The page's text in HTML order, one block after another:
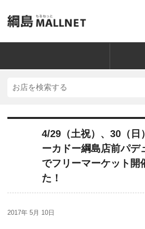
4/29（土祝）、30（日
ーカドー綱島店前パデ
でフリーマーケット開
た！
2017年 5月 10日